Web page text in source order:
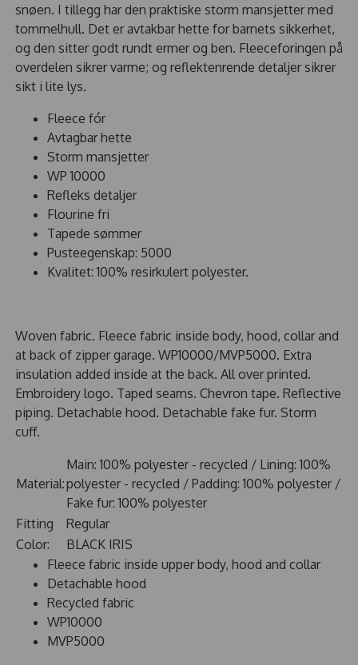
snøen. I tillegg har den praktiske storm mansjetter med
tommelhull. Det er avtakbar hette for barnets sikkerhet,
og den sitter godt rundt ermer og ben. Fleeceforingen på
overdelen sikrer varme; og reflektenrende detaljer sikrer
sikt i lite lys.
Fleece fór
Avtagbar hette
Storm mansjetter
WP 10000
Refleks detaljer
Flourine fri
Tapede sømmer
Pusteegenskap: 5000
Kvalitet: 100% resirkulert polyester.
Woven fabric. Fleece fabric inside body, hood, collar and
at back of zipper garage. WP10000/MVP5000. Extra
insulation added inside at the back. All over printed.
Embroidery logo. Taped seams. Chevron tape. Reflective
piping. Detachable hood. Detachable fake fur. Storm
cuff.
Material:
Main: 100% polyester - recycled / Lining: 100%
polyester - recycled / Padding: 100% polyester /
Fake fur: 100% polyester
Fitting
Regular
Color:
BLACK IRIS
Fleece fabric inside upper body, hood and collar
Detachable hood
Recycled fabric
WP10000
MVP5000